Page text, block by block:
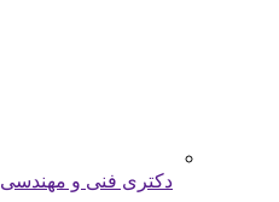
دکتری فنی و مهندسی